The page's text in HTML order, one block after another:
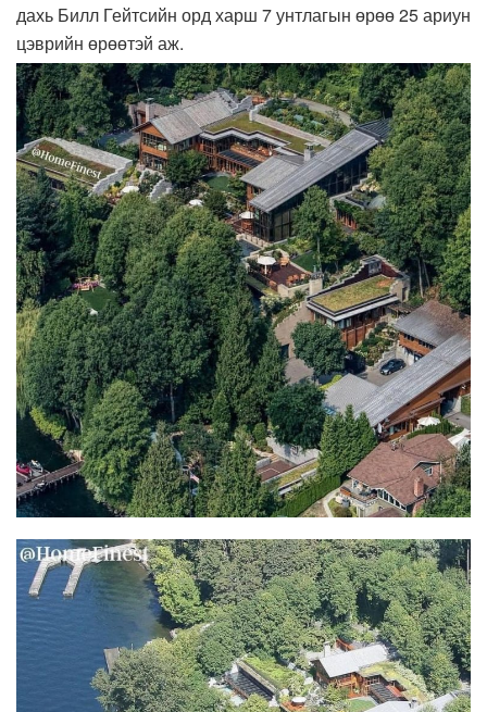
дахь Билл Гейтсийн орд харш 7 унтлагын өрөө 25 ариун
цэврийн өрөөтэй аж.